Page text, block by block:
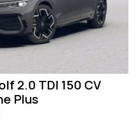
2.0 TDI 150 CV
Plus